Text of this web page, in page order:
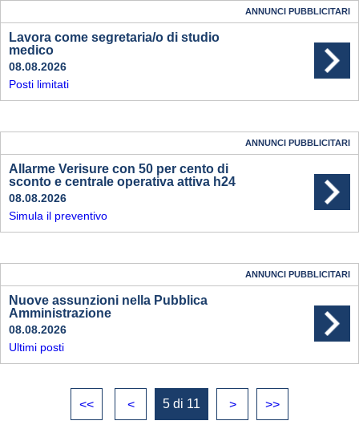
ANNUNCI PUBBLICITARI
Lavora come segretaria/o di studio
medico
08.08.2026
Posti limitati
ANNUNCI PUBBLICITARI
Allarme Verisure con 50 per cento di
sconto e centrale operativa attiva h24
08.08.2026
Simula il preventivo
ANNUNCI PUBBLICITARI
Nuove assunzioni nella Pubblica
Amministrazione
08.08.2026
Ultimi posti
<< < 5 di 11 > >>